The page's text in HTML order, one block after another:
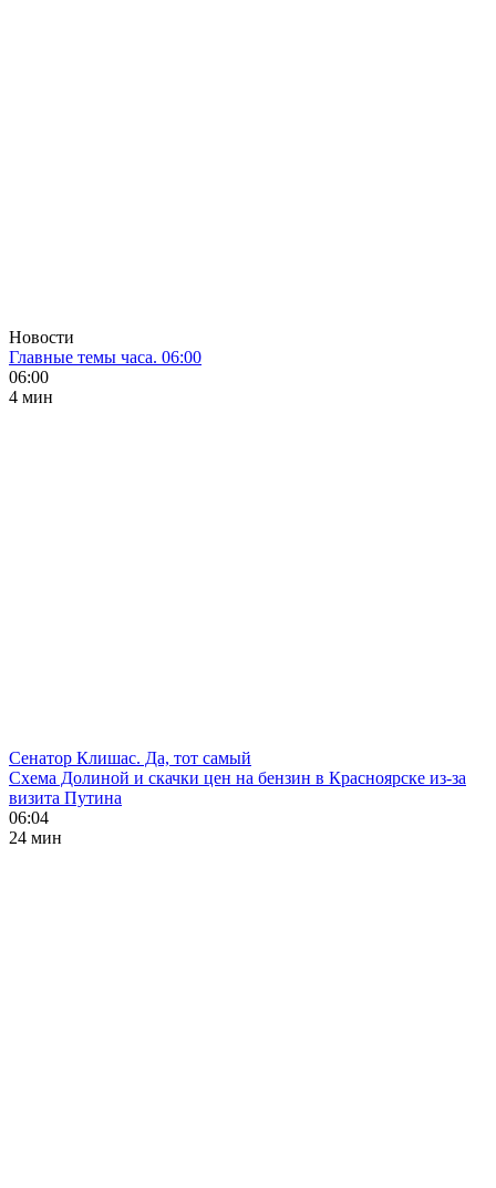
Новости
Главные темы часа. 06:00
06:00
4 мин
Сенатор Клишас. Да, тот самый
Схема Долиной и скачки цен на бензин в Красноярске из-за
визита Путина
06:04
24 мин